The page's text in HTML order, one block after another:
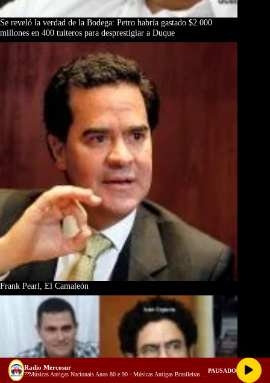
Se reveló la verdad de la Bodega: Petro habría gastado $2.000
millones en 400 tuiteros para desprestigiar a Duque
Frank Pearl, El Camaleón
Radio Mercosur PAUSADO